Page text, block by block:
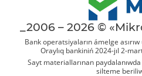
_2006 – 2026 ©
Bank operatsiyaların ámelge
Oraylıq bankiniń 2024-jıl 2-
Sayt materiallarınan
silteme